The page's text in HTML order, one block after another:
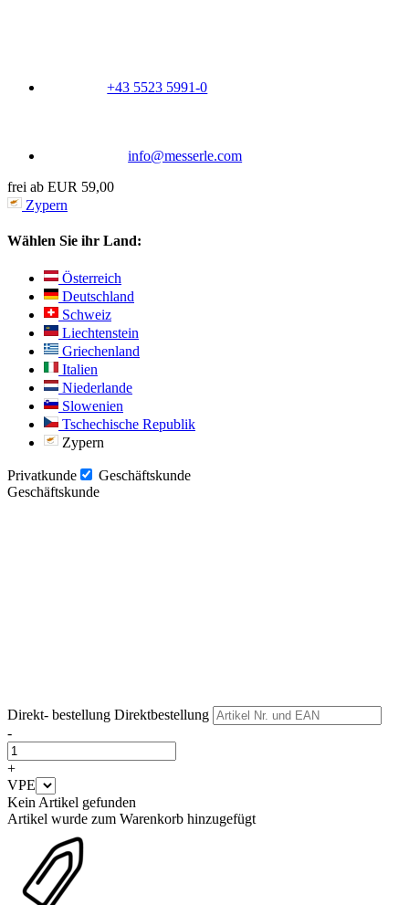
+43 5523 5991-0
info@messerle.com
frei ab EUR 59,00
Zypern
Wählen Sie ihr Land:
Österreich
Deutschland
Schweiz
Liechtenstein
Griechenland
Italien
Niederlande
Slowenien
Tschechische Republik
Zypern
Privatkunde
Geschäftskunde
Geschäftskunde
Direkt- bestellung Direktbestellung
-
+
VPE
Kein Artikel gefunden
Artikel wurde zum Warenkorb hinzugefügt